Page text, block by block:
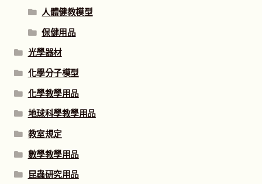
人體健教模型
保健用品
光學器材
化學分子模型
化學教學用品
地球科學教學用品
教室規定
數學教學用品
昆蟲研究用品